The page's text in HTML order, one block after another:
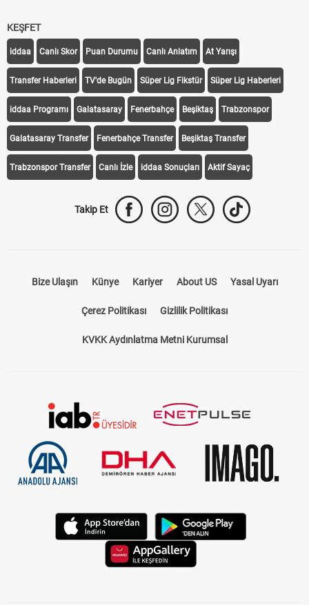
KEŞFET
iddaa Canlı Skor Puan Durumu Canlı Anlatım At Yarışı
Transfer Haberleri TV'de Bugün Süper Lig Fikstür Süper Lig Haberleri
iddaa Programı Galatasaray Fenerbahçe Beşiktaş Trabzonspor
Galatasaray Transfer Fenerbahçe Transfer Beşiktaş Transfer
Trabzonspor Transfer Canlı İzle iddaa Sonuçları Aktif Sayaç
Takip Et
Bize Ulaşın Künye Kariyer About US Yasal Uyarı
Çerez Politikası Gizlilik Politikası
KVKK Aydınlatma Metni Kurumsal